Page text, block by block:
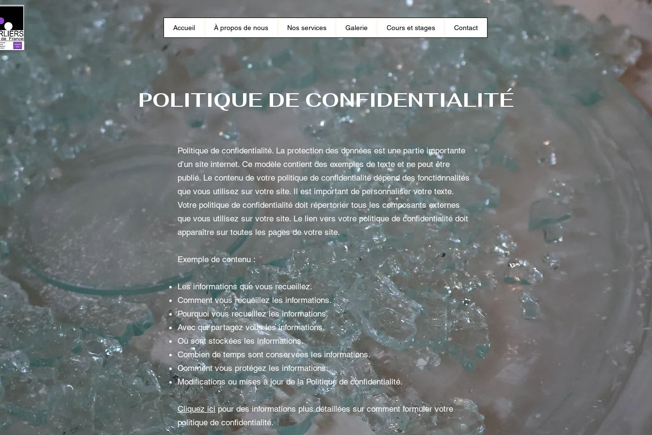
Accueil À propos de nous Nos services Galerie Cours et stages Contact
POLITIQUE DE CONFIDENTIALITÉ
Politique de confidentialité. La protection des données est une partie importante
d’un site internet. Ce modèle contient des exemples de texte et ne peut être
publié. Le contenu de votre politique de confidentialité dépend des fonctionnalités
que vous utilisez sur votre site. Il est important de personnaliser votre texte.
Votre politique de confidentialité doit répertorier tous les composants externes
que vous utilisez sur votre site. Le lien vers votre politique de confidentialité doit
apparaître sur toutes les pages de votre site.
Exemple de contenu :
Les informations que vous recueillez.
Comment vous recueillez les informations.
Pourquoi vous recueillez les informations.
Avec qui partagez vous les informations.
Où sont stockées les informations.
Combien de temps sont conservées les informations.
Comment vous protégez les informations.
Modifications ou mises à jour de la Politique de confidentialité.
Cliquez icipour des informations plus détaillées sur comment formuler votre
politique de confidentialité.